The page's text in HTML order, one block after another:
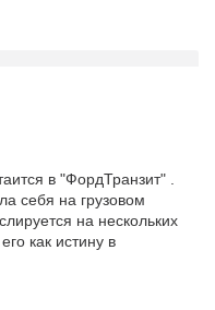
в "ФордТранзит" .
себя на грузовом
на нескольких
как истину в